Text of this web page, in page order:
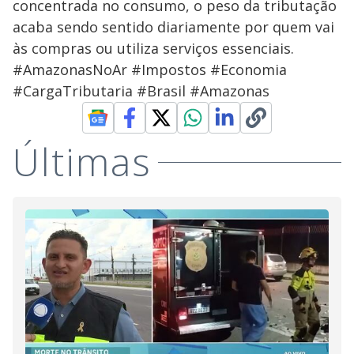
concentrada no consumo, o peso da tributação
acaba sendo sentido diariamente por quem vai
às compras ou utiliza serviços essenciais.
#AmazonasNoAr #Impostos #Economia
#CargaTributaria #Brasil #Amazonas
Últimas